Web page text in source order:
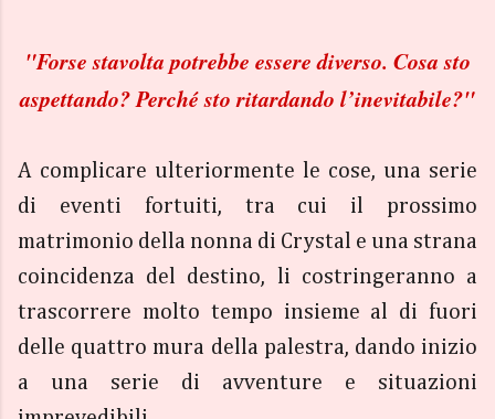
"Forse stavolta potrebbe essere diverso. Cosa sto
aspettando? Perché sto ritardando l’inevitabile?"
A complicare ulteriormente le cose, una serie
di eventi fortuiti, tra cui il prossimo
matrimonio della nonna di Crystal e una strana
coincidenza del destino, li costringeranno a
trascorrere molto tempo insieme al di fuori
delle quattro mura della palestra, dando inizio
a una serie di avventure e situazioni